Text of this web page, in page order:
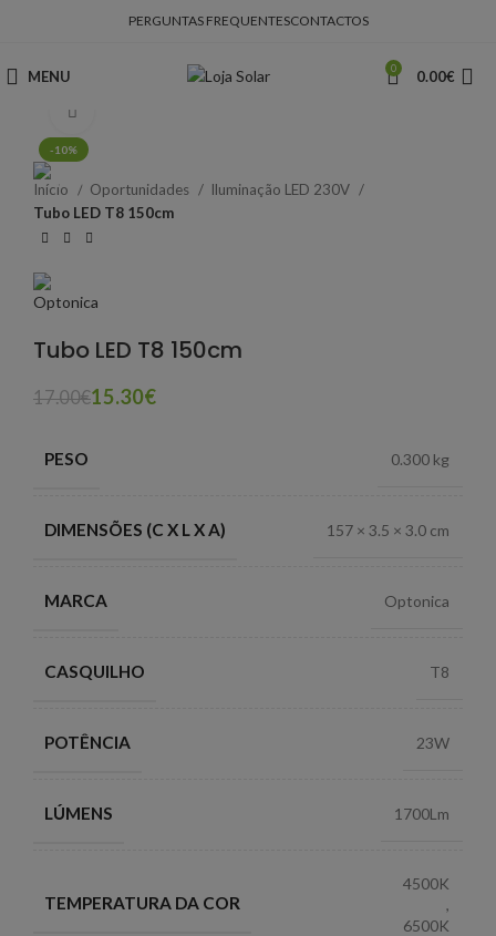
PERGUNTAS FREQUENTESCONTACTOS
MENU 0 0.00€
-10%
Início Oportunidades
Iluminação LED 230V
Tubo LED T8 150cm
Tubo LED T8 150cm
17.00€15.30€
PESO 0.300 kg
DIMENSÕES (C X L X A) 157 × 3.5 × 3.0 cm
MARCA Optonica
CASQUILHO T8
POTÊNCIA 23W
LÚMENS 1700Lm
TEMPERATURA DA COR
4500K
,
6500K